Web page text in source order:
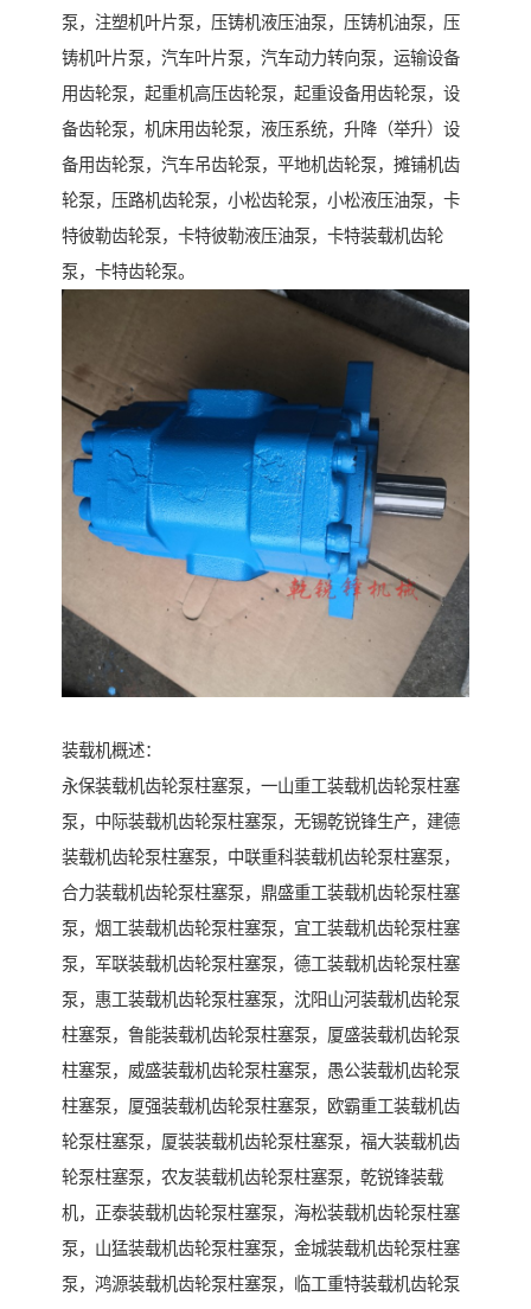
泵，注塑机叶片泵，压铸机液压油泵，压铸机油泵，压
铸机叶片泵，汽车叶片泵，汽车动力转向泵，运输设备
用齿轮泵，起重机高压齿轮泵，起重设备用齿轮泵，设
备齿轮泵，机床用齿轮泵，液压系统，升降（举升）设
备用齿轮泵，汽车吊齿轮泵，平地机齿轮泵，摊铺机齿
轮泵，压路机齿轮泵，小松齿轮泵，小松液压油泵，卡
特彼勒齿轮泵，卡特彼勒液压油泵，卡特装载机齿轮
泵，卡特齿轮泵。
装载机概述：
永保装载机齿轮泵柱塞泵，一山重工装载机齿轮泵柱塞
泵，中际装载机齿轮泵柱塞泵，无锡乾锐锋生产，建德
装载机齿轮泵柱塞泵，中联重科装载机齿轮泵柱塞泵，
合力装载机齿轮泵柱塞泵，鼎盛重工装载机齿轮泵柱塞
泵，烟工装载机齿轮泵柱塞泵，宜工装载机齿轮泵柱塞
泵，军联装载机齿轮泵柱塞泵，德工装载机齿轮泵柱塞
泵，惠工装载机齿轮泵柱塞泵，沈阳山河装载机齿轮泵
柱塞泵，鲁能装载机齿轮泵柱塞泵，厦盛装载机齿轮泵
柱塞泵，威盛装载机齿轮泵柱塞泵，愚公装载机齿轮泵
柱塞泵，厦强装载机齿轮泵柱塞泵，欧霸重工装载机齿
轮泵柱塞泵，厦装装载机齿轮泵柱塞泵，福大装载机齿
轮泵柱塞泵，农友装载机齿轮泵柱塞泵，乾锐锋装载
机，正泰装载机齿轮泵柱塞泵，海松装载机齿轮泵柱塞
泵，山猛装载机齿轮泵柱塞泵，金城装载机齿轮泵柱塞
泵，鸿源装载机齿轮泵柱塞泵，临工重特装载机齿轮泵